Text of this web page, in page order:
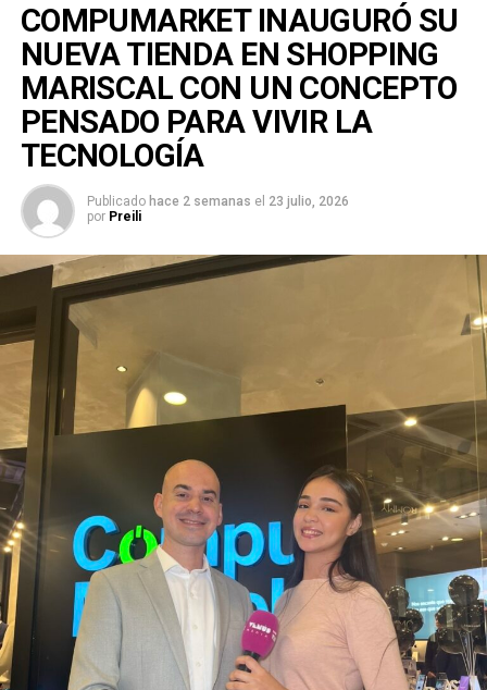
COMPUMARKET INAUGURÓ SU
NUEVA TIENDA EN SHOPPING
MARISCAL CON UN CONCEPTO
PENSADO PARA VIVIR LA
TECNOLOGÍA
Publicado hace 2 semanas el 23 julio, 2026
por Preili